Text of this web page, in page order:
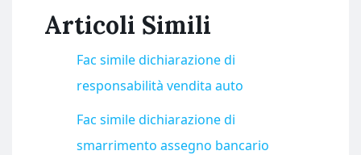
Articoli Simili
Fac simile dichiarazione di
responsabilità vendita auto
Fac simile dichiarazione di
smarrimento assegno bancario